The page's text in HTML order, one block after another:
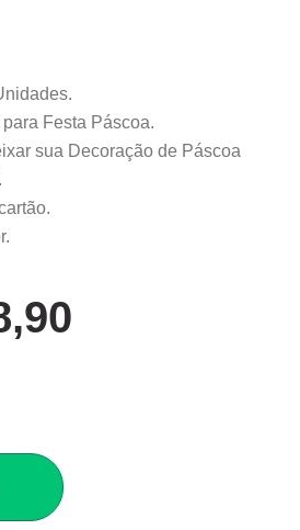
Festa Páscoa.
sua Decoração de Páscoa